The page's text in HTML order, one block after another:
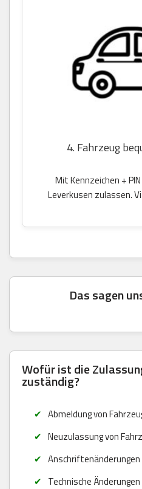
4. Fahrzeug
Mit Kennzeichen +
Leverkusen zulassen.
Das sagen
Wofür ist die
zuständig?
Abmeldung von
Neuzulassung von
Anschriftenänderungen
Technische